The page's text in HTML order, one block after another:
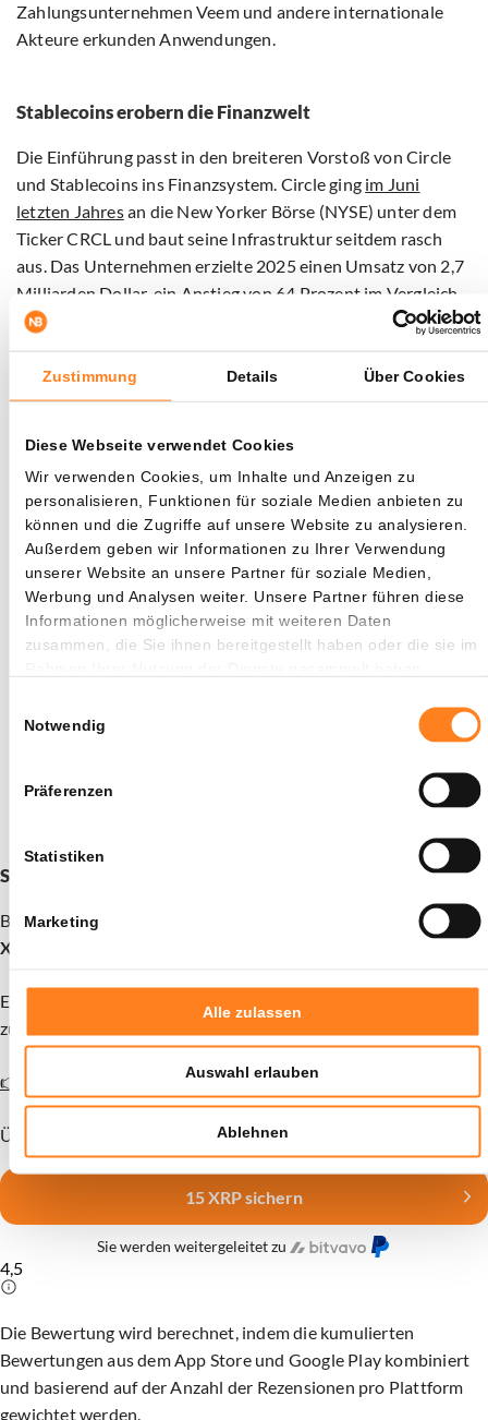
Zustimmung Details Über Cookies
Diese Webseite verwendet Cookies
Wir verwenden Cookies, um Inhalte und Anzeigen zu
personalisieren, Funktionen für soziale Medien anbieten zu
können und die Zugriffe auf unsere Website zu analysieren.
Außerdem geben wir Informationen zu Ihrer Verwendung
unserer Website an unsere Partner für soziale Medien,
Werbung und Analysen weiter. Unsere Partner führen diese
Informationen möglicherweise mit weiteren Daten
zusammen, die Sie ihnen bereitgestellt haben oder die sie im
Notwendig
Präferenzen
Statistiken
Marketing
Alle zulassen
Auswahl erlauben
Ablehnen
Zahlungsunternehmen Veem und andere internationale
Akteure erkunden Anwendungen.
Stablecoins erobern die Finanzwelt
Die Einführung passt in den breiteren Vorstoß von Circle
und Stablecoins ins Finanzsystem. Circle ging im Juni
letzten Jahresan die New Yorker Börse (NYSE) unter dem
Ticker CRCL und baut seine Infrastruktur seitdem rasch
aus. Das Unternehmen erzielte 2025 einen Umsatz von 2,7
Milliarden Dollar, ein Anstieg von 64 Prozent im Vergleich
zum Vorjahr.
USDC hat mittlerweile eine Marktkapitalisierung von etwa
78 Milliarden Dollar und wickelte kumulativ über 70
vierten Quartal 2025 wurden fast 12 Billionen Dollar
verarbeitet.
Auch der gesamte Stablecoin-Markt ist stark gewachsen
und liegt bei über 316 Milliarden Dollar. Immer mehr große
Unternehmen setzen auf Stablecoins: Visa und Mastercard
wickeln bereits Transaktionen in USDC ab und große
Banken wie die Deutsche Bank, Société Générale und
Santander sind Teil von Circle’s Zahlungsnetzwerk.
Das Circle Payments Network, dessen Teil die neue
transaktioniertes Volumen von 3,4 Milliarden Dollar auf
Schon deine 15 XRP als Willkommensbonus beansprucht?
Bitvavo in Zusammenarbeit mit Newsbit bietet dir aktuell
15
XRP als Geschenk
Eröffne ein Konto und zahle mindestens 30€ ein, um den Bonus
zu erhalten.
👉 Konto eröffnen und 15 XRP gratis erhalten
Über 1,5 Millionen Nutzer vertrauen bereits auf Bitvavo.
15 XRP sichern
Sie werden weitergeleitet zu
4,5
Die Bewertung wird berechnet, indem die kumulierten
Bewertungen aus dem App Store und Google Play kombiniert
und basierend auf der Anzahl der Rezensionen pro Plattform
gewichtet werden.